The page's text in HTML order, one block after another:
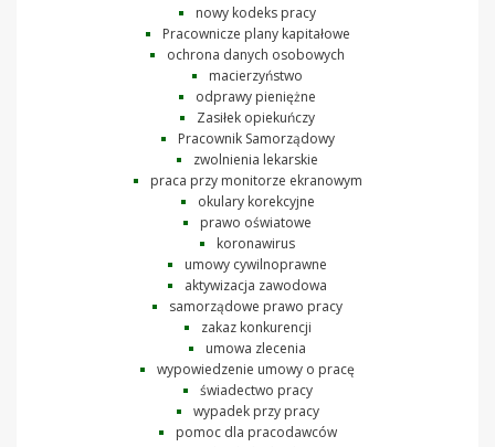
nowy kodeks pracy
Pracownicze plany kapitałowe
ochrona danych osobowych
macierzyństwo
odprawy pieniężne
Zasiłek opiekuńczy
Pracownik Samorządowy
zwolnienia lekarskie
praca przy monitorze ekranowym
okulary korekcyjne
prawo oświatowe
koronawirus
umowy cywilnoprawne
aktywizacja zawodowa
samorządowe prawo pracy
zakaz konkurencji
umowa zlecenia
wypowiedzenie umowy o pracę
świadectwo pracy
wypadek przy pracy
pomoc dla pracodawców